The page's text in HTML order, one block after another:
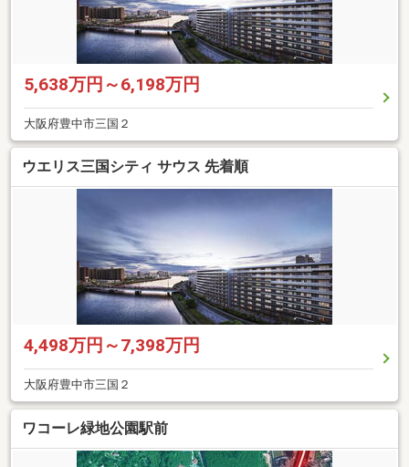
5,638万円～6,198万円
大阪府豊中市三国２
ウエリス三国シティ サウス 先着順
4,498万円～7,398万円
大阪府豊中市三国２
ワコーレ緑地公園駅前